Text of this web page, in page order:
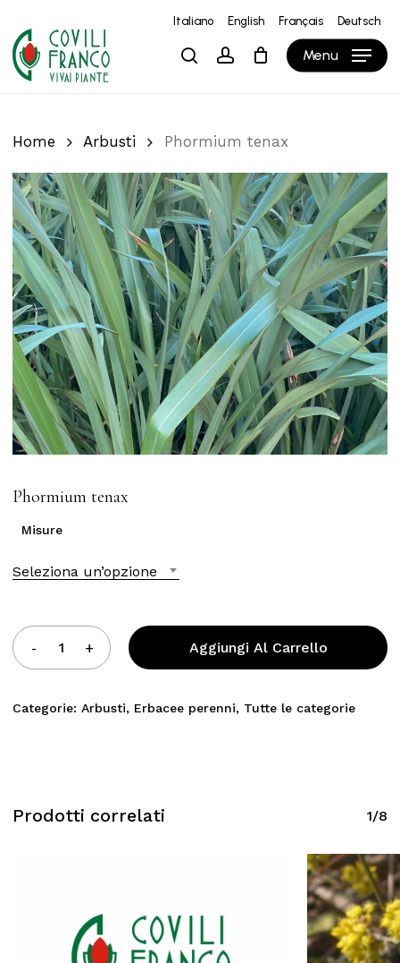
main
content
Italiano English Français Deutsch
searchaccount Menu
Carrello Close
Cart
Home Arbusti Phormium tenax
Phormium tenax
Misure
Seleziona un’opzione
Aggiungi Al Carrello
Categorie: Arbusti, Erbacee perenni, Tutte le categorie
Prodotti correlati 1/8